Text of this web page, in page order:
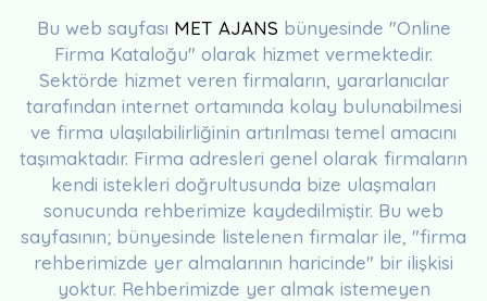
Bu web sayfası MET AJANS bünyesinde "Online
Firma Kataloğu" olarak hizmet vermektedir.
Sektörde hizmet veren firmaların, yararlanıcılar
tarafından internet ortamında kolay bulunabilmesi
ve firma ulaşılabilirliğinin artırılması temel amacını
taşımaktadır. Firma adresleri genel olarak firmaların
kendi istekleri doğrultusunda bize ulaşmaları
sonucunda rehberimize kaydedilmiştir. Bu web
sayfasının; bünyesinde listelenen firmalar ile, "firma
rehberimizde yer almalarının haricinde" bir ilişkisi
yoktur. Rehberimizde yer almak istemeyen